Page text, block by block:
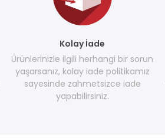
Kolay İade
Ürünlerinizle ilgili herhangi bir sorun
yaşarsanız, kolay iade politikamız
sayesinde zahmetsizce iade
yapabilirsiniz.